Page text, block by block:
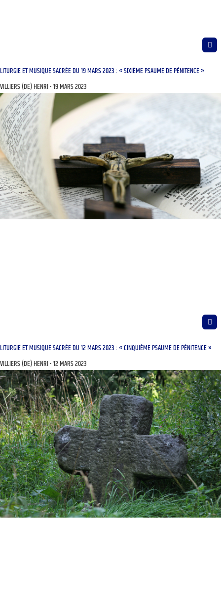
LITURGIE ET MUSIQUE SACRÉE DU 19 MARS 2023 : « SIXIÈME PSAUME DE PÉNITENCE »
VILLIERS (DE) HENRI 19 MARS 2023
LITURGIE ET MUSIQUE SACRÉE DU 12 MARS 2023 : « CINQUIÈME PSAUME DE PÉNITENCE »
VILLIERS (DE) HENRI 12 MARS 2023